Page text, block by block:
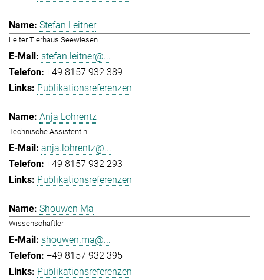
Stefan Leitner
Leiter Tierhaus Seewiesen
stefan.leitner@...
+49 8157 932 389
Publikationsreferenzen
Anja Lohrentz
Technische Assistentin
anja.lohrentz@...
+49 8157 932 293
Publikationsreferenzen
Shouwen Ma
Wissenschaftler
shouwen.ma@...
+49 8157 932 395
Publikationsreferenzen